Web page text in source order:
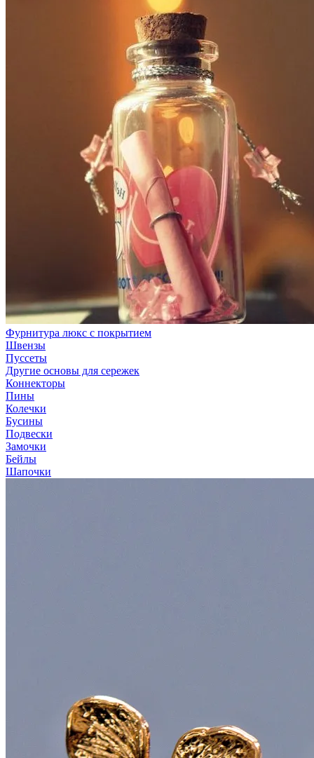
Фурнитура люкс с покрытием
Швензы
Пуссеты
Другие основы для сережек
Коннекторы
Пины
Колечки
Бусины
Подвески
Замочки
Бейлы
Шапочки